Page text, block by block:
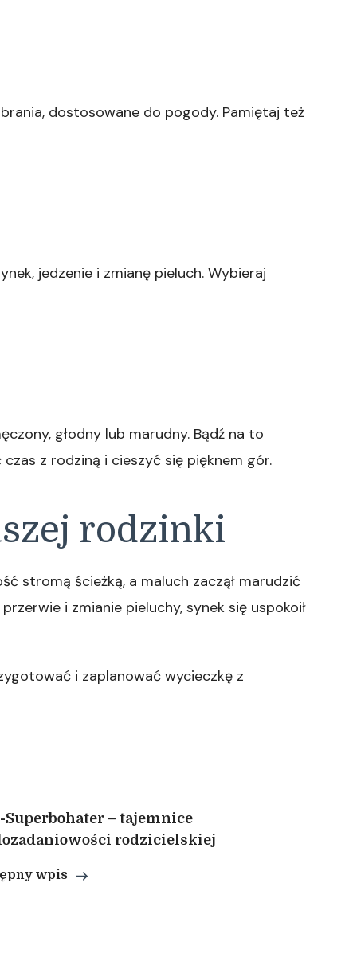
dostosowane do pogody. Pamiętaj też
jedzenie i zmianę pieluch. Wybieraj
głodny lub marudny. Bądź na to
z rodziną i cieszyć się pięknem gór.
rodzinki
stromą ścieżką, a maluch zaczął marudzić
i zmianie pieluchy, synek się uspokoił
i zaplanować wycieczkę z
Superbohater – tajemnice
rodzicielskiej
wpis